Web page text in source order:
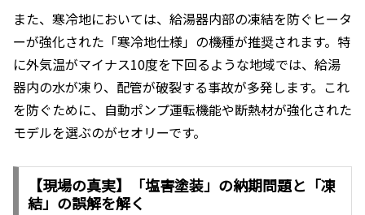
また、寒冷地においては、給湯器内部の凍結を防ぐヒータ
ーが強化された「寒冷地仕様」の機種が推奨されます。特
に外気温がマイナス10度を下回るような地域では、給湯
器内の水が凍り、配管が破裂する事故が多発します。これ
を防ぐために、自動ポンプ運転機能や断熱材が強化された
モデルを選ぶのがセオリーです。
【現場の真実】「塩害塗装」の納期問題と「凍
結」の誤解を解く